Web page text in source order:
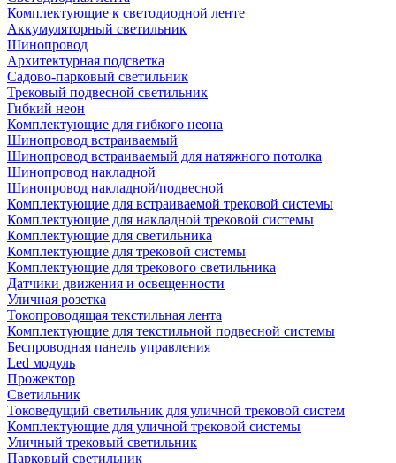
Комплектующие к светодиодной ленте
Аккумуляторный светильник
Шинопровод
Архитектурная подсветка
Садово-парковый светильник
Трековый подвесной светильник
Гибкий неон
Комплектующие для гибкого неона
Шинопровод встраиваемый
Шинопровод встраиваемый для натяжного потолка
Шинопровод накладной
Шинопровод накладной/подвесной
Комплектующие для встраиваемой трековой системы
Комплектующие для накладной трековой системы
Комплектующие для светильника
Комплектующие для трековой системы
Комплектующие для трекового светильника
Датчики движения и освещенности
Уличная розетка
Токопроводящая текстильная лента
Комплектующие для текстильной подвесной системы
Беспроводная панель управления
Led модуль
Прожектор
Светильник
Токоведущий светильник для уличной трековой систем
Комплектующие для уличной трековой системы
Уличный трековый светильник
Парковый светильник